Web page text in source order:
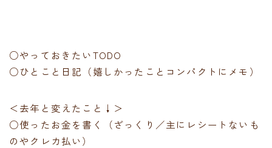
○やっておきたいTODO
○ひとこと日記（嬉しかったことコンパクトにメモ）
＜去年と変えたこと↓＞
○使ったお金を書く（ざっくり／主にレシートないも
のやクレカ払い）